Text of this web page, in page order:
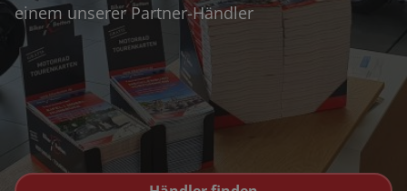
einem unserer Partner-Händler